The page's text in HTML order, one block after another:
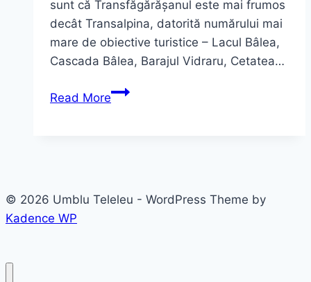
sunt că Transfăgărășanul este mai frumos
decât Transalpina, datorită numărului mai
mare de obiective turistice – Lacul Bâlea,
Cascada Bâlea, Barajul Vidraru, Cetatea…
Read MoreTransalpina
din
© 2026 Umblu Teleleu - WordPress Theme by
Kadence WP